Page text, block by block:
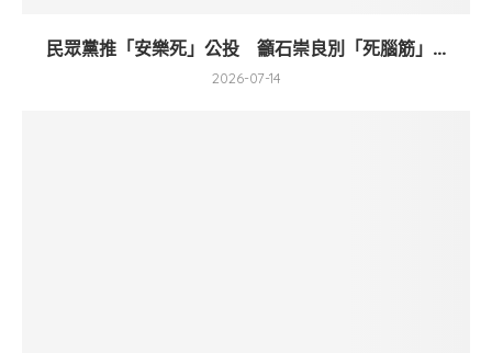
民眾黨推「安樂死」公投 籲石崇良別「死腦筋」...
2026-07-14